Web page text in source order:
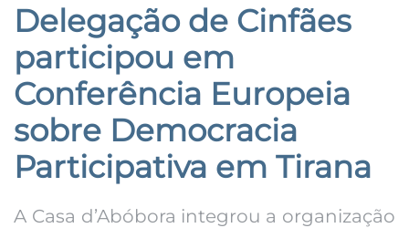
Delegação de Cinfães
participou em
Conferência Europeia
sobre Democracia
Participativa em Tirana
A Casa d’Abóbora integrou a organização